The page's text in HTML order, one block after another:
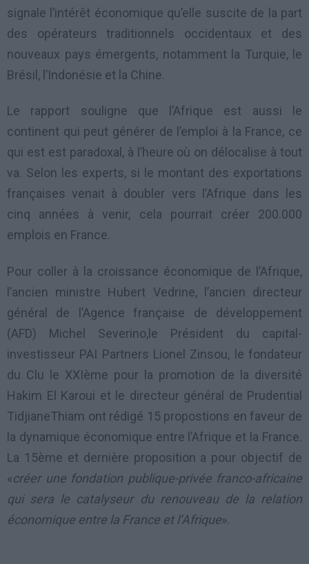
signale l’intérêt économique qu’elle suscite de la part
des opérateurs traditionnels occidentaux et des
nouveaux pays émergents, notamment la Turquie, le
Brésil, l’Indonésie et la Chine.
Le rapport souligne que l’Afrique est aussi le
continent qui peut générer de l’emploi à la France, ce
qui est est paradoxal, à l’heure où on délocalise à tout
va. Selon les experts, si le montant des exportations
françaises venait à doubler vers l’Afrique dans les
cinq années à venir, cela pourrait créer 200.000
emplois en France.
Pour coller à la croissance économique de l’Afrique,
l’ancien ministre Hubert Vedrine, l’ancien directeur
général de l’Agence française de développement
(AFD) Michel Severino,le Président du capital-
investisseur PAI Partners Lionel Zinsou, le fondateur
du Clu le XXIème pour la promotion de la diversité
Hakim El Karoui et le directeur général de Prudential
TidjianeThiam ont rédigé 15 propostions en faveur de
la dynamique économique entre l’Afrique et la France.
La 15ème et dernière proposition a pour objectif de
«créer une fondation publique-privée franco-africaine
qui sera le catalyseur du renouveau de la relation
économique entre la France et l’Afrique».